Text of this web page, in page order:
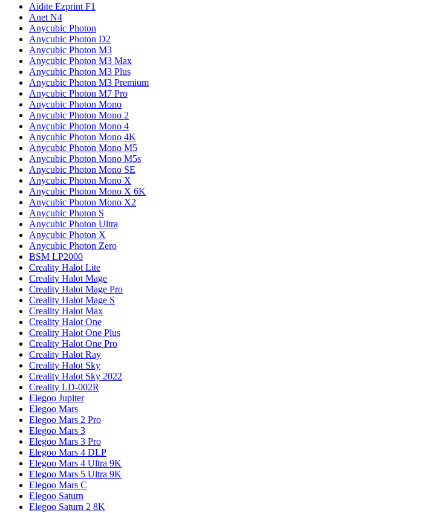
Aidite Ezprint F1
Anet N4
Anycubic Photon
Anycubic Photon D2
Anycubic Photon M3
Anycubic Photon M3 Max
Anycubic Photon M3 Plus
Anycubic Photon M3 Premium
Anycubic Photon M7 Pro
Anycubic Photon Mono
Anycubic Photon Mono 2
Anycubic Photon Mono 4
Anycubic Photon Mono 4K
Anycubic Photon Mono M5
Anycubic Photon Mono M5s
Anycubic Photon Mono SE
Anycubic Photon Mono X
Anycubic Photon Mono X 6K
Anycubic Photon Mono X2
Anycubic Photon S
Anycubic Photon Ultra
Anycubic Photon X
Anycubic Photon Zero
BSM LP2000
Creality Halot Lite
Creality Halot Mage
Creality Halot Mage Pro
Creality Halot Mage S
Creality Halot Max
Creality Halot One
Creality Halot One Plus
Creality Halot One Pro
Creality Halot Ray
Creality Halot Sky
Creality Halot Sky 2022
Creality LD-002R
Elegoo Jupiter
Elegoo Mars
Elegoo Mars 2 Pro
Elegoo Mars 3
Elegoo Mars 3 Pro
Elegoo Mars 4 DLP
Elegoo Mars 4 Ultra 9K
Elegoo Mars 5 Ultra 9K
Elegoo Mars C
Elegoo Saturn
Elegoo Saturn 2 8K